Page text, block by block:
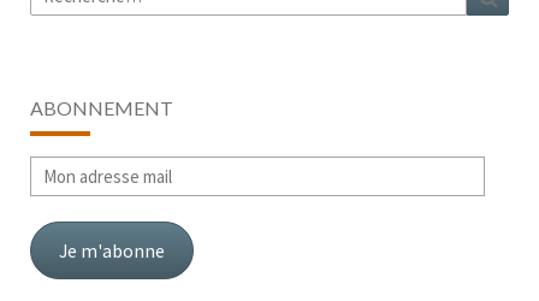
ABONNEMENT
Mon
adresse
mail
Je m'abonne